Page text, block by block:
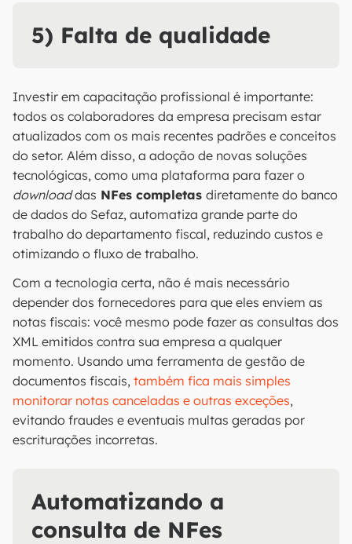
5) Falta de qualidade
Investir em capacitação profissional é importante:
todos os colaboradores da empresa precisam estar
atualizados com os mais recentes padrões e conceitos
do setor. Além disso, a adoção de novas soluções
tecnológicas, como uma plataforma para fazer o
downloaddas NFes completas diretamente do banco
de dados do Sefaz, automatiza grande parte do
trabalho do departamento fiscal, reduzindo custos e
otimizando o fluxo de trabalho.
Com a tecnologia certa, não é mais necessário
depender dos fornecedores para que eles enviem as
notas fiscais: você mesmo pode fazer as consultas dos
XML emitidos contra sua empresa a qualquer
momento. Usando uma ferramenta de gestão de
documentos fiscais, também fica mais simples
monitorar notas canceladas e outras exceções,
evitando fraudes e eventuais multas geradas por
escriturações incorretas.
Automatizando a
consulta de NFes